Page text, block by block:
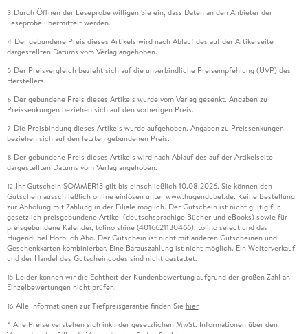
3 Durch Öffnen der Leseprobe willigen Sie ein, dass Daten an den Anbieter der
Leseprobe übermittelt werden.
4 Der gebundene Preis dieses Artikels wird nach Ablauf des auf der Artikelseite
dargestellten Datums vom Verlag angehoben.
5 Der Preisvergleich bezieht sich auf die unverbindliche Preisempfehlung (UVP) des
Herstellers.
6 Der gebundene Preis dieses Artikels wurde vom Verlag gesenkt. Angaben zu
Preissenkungen beziehen sich auf den vorherigen Preis.
7 Die Preisbindung dieses Artikels wurde aufgehoben. Angaben zu Preissenkungen
beziehen sich auf den letzten gebundenen Preis.
8 Der gebundene Preis dieses Artikels wird nach Ablauf des auf der Artikelseite
dargestellten Datums vom Verlag angehoben.
12 Ihr Gutschein SOMMER13 gilt bis einschließlich 10.08.2026. Sie können den
Gutschein ausschließlich online einlösen unter www.hugendubel.de. Keine Bestellung
zur Abholung mit Zahlung in der Filiale möglich. Der Gutschein ist nicht gültig für
gesetzlich preisgebundene Artikel (deutschsprachige Bücher und eBooks) sowie für
preisgebundene Kalender, tolino shine (4016621130466), tolino select und das
Hugendubel Hörbuch Abo. Der Gutschein ist nicht mit anderen Gutscheinen und
Geschenkkarten kombinierbar. Eine Barauszahlung ist nicht möglich. Ein Weiterverkauf
und der Handel des Gutscheincodes sind nicht gestattet.
15 Leider können wir die Echtheit der Kundenbewertung aufgrund der großen Zahl an
Einzelbewertungen nicht prüfen.
16 Alle Informationen zur Tiefpreisgarantie finden Sie hier
* Alle Preise verstehen sich inkl. der gesetzlichen MwSt. Informationen über den